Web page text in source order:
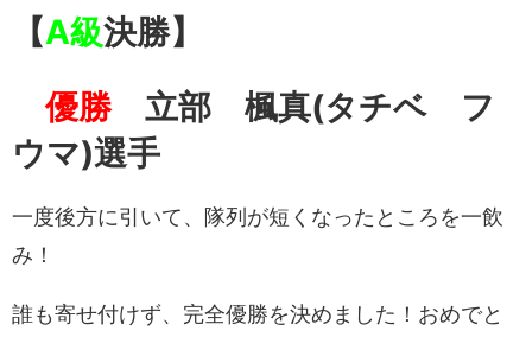
【A級決勝】
優勝 立部 楓真(タチベ フ
ウマ)選手
一度後方に引いて、隊列が短くなったところを一飲
み！
誰も寄せ付けず、完全優勝を決めました！おめでと